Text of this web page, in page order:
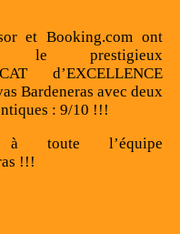
et Booking.com ont
le prestigieux
d’EXCELLENCE
Bardeneras avec deux
: 9/10 !!!
à toute l’équipe
!!!